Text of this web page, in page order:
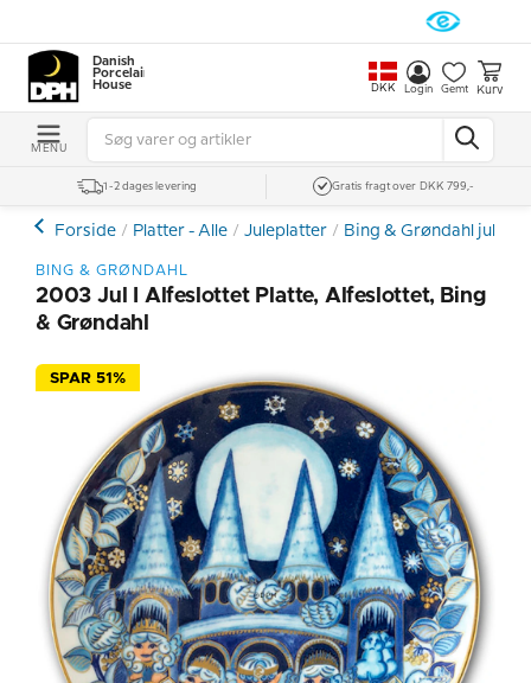
Danish
Porcelain
House
DKK Login Gemt Kurv
MENU
1-2 dages levering Gratis fragt over DKK 799,-
Forside Platter - Alle Juleplatter Bing & Grøndahl
BING & GRØNDAHL
2003 Jul I Alfeslottet Platte, Alfeslottet, Bing
& Grøndahl
SPAR 51%